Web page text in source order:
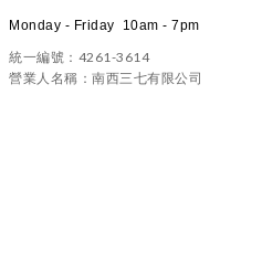
Monday - Friday 10am - 7pm
統一編號：4261-3614
營業人名稱：南西三七有限公司